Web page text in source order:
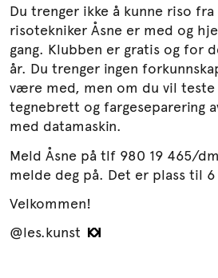
Du trenger ikke å kunne riso
risotekniker Åsne er med og
gang. Klubben er gratis og for
år. Du trenger ingen
være med, men om du vil
tegnebrett og fargeseparering
med datamaskin.
Meld Åsne på tlf 980 19 465/
melde deg på. Det er plass til
Velkommen!
@les.kunst